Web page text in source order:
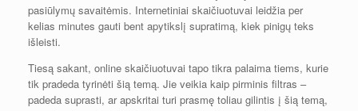
pasiūlymų savaitėmis. Internetiniai skaičiuotuvai leidžia per
kelias minutes gauti bent apytikslį supratimą, kiek pinigų teks
išleisti.
Tiesą sakant, online skaičiuotuvai tapo tikra palaima tiems, kurie
tik pradeda tyrinėti šią temą. Jie veikia kaip pirminis filtras –
padeda suprasti, ar apskritai turi prasmę toliau gilintis į šią temą,